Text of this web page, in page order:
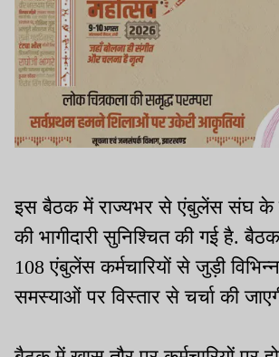
इस बैठक में राज्यभर से एंबुलेंस संघ के
की भागीदारी सुनिश्चित की गई है.
108 एंबुलेंस कर्मचारियों से जुड़ी
समस्याओं पर विस्तार से चर्चा की